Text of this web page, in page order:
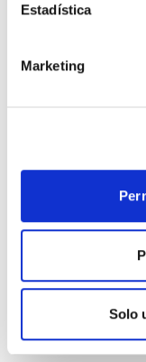
Estadística
Marketing
Solo